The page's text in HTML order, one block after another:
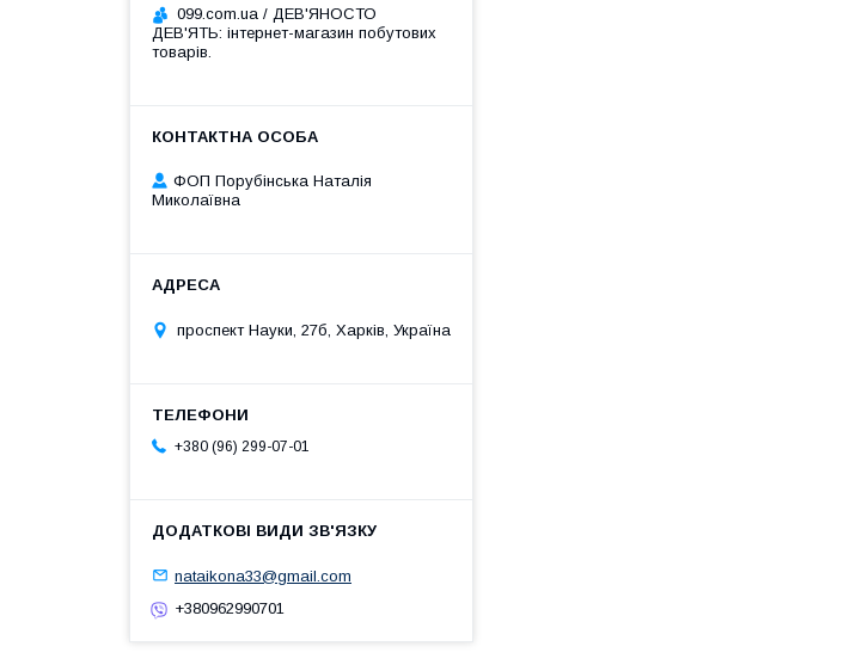
099.com.ua / ДЕВ'ЯНОСТО
ДЕВ'ЯТЬ: інтернет-магазин побутових
товарів.
ФОП Порубінська Наталія
Миколаївна
проспект Науки, 27б, Харків, Україна
+380 (96) 299-07-01
nataikona33@gmail.com
+380962990701